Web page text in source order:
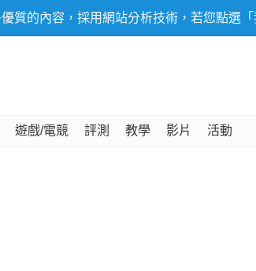
質的內容，採用網站分析技術，若您點選
遊戲/電競 評測 教學 影片 活動